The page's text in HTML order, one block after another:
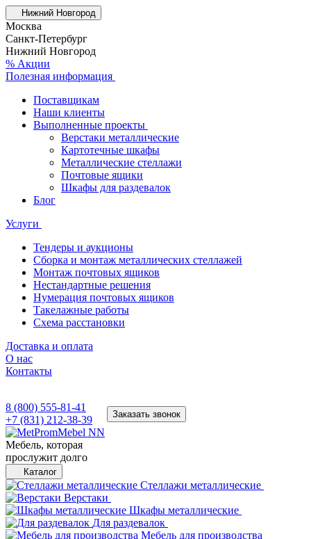
Нижний Новгород
Москва
Санкт-Петербург
Нижний Новгород
% Акции
Полезная информация
Поставщикам
Наши клиенты
Выполненные проекты
Верстаки металлические
Картотечные шкафы
Металлические стеллажи
Почтовые ящики
Шкафы для раздевалок
Блог
Услуги
Тендеры и аукционы
Сборка и монтаж металлических стеллажей
Монтаж почтовых ящиков
Нестандартные решения
Нумерация почтовых ящиков
Такелажные работы
Схема расстановки
Доставка и оплата
О нас
Контакты
8 (800) 555-81-41
+7 (831) 212-38-39
Заказать звонок
Мебель, которая
прослужит долго
Каталог
Стеллажи металлические
Верстаки
Шкафы металлические
Для раздевалок
Мебель для производства